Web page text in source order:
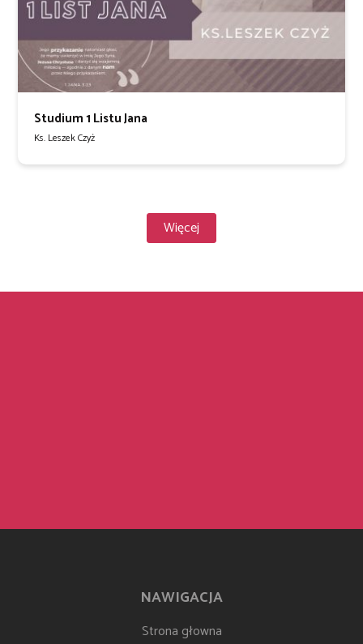
Studium 1 Listu Jana
Ks. Leszek Czyż
Więcej
NAWIGACJA
Strona głowna